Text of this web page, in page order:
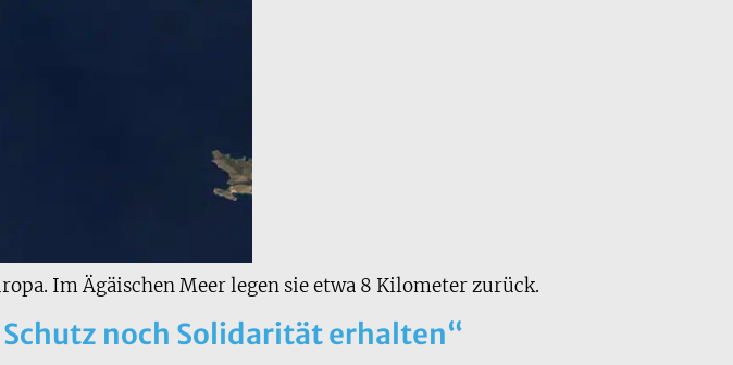
Im Ägäischen Meer legen sie etwa 8 Kilometer zurück.
noch Solidarität erhalten“